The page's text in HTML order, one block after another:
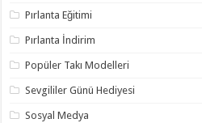
Pırlanta Eğitimi
Pırlanta İndirim
Popüler Takı Modelleri
Sevgililer Günü Hediyesi
Sosyal Medya